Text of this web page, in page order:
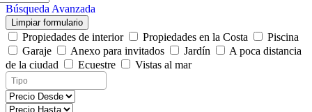
Búsqueda Avanzada
Limpiar formulario
Propiedades de interior Propiedades en la Costa
Piscina
Garaje
Anexo para invitados Jardín
A poca distancia
de la ciudad
Ecuestre Vistas al mar